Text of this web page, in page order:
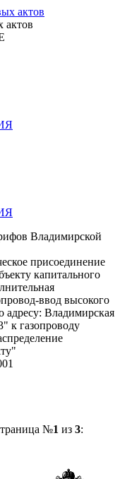
актов
Владимирской
присоединение
капитального
ввод высокого
Владимирская
к газопроводу
№1 из 3: